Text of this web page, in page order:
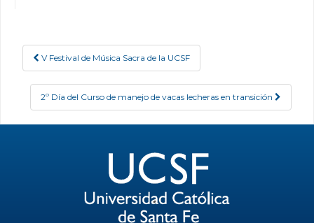
Post navigation
V Festival de Música Sacra de la UCSF
2º Día del Curso de manejo de vacas lecheras en transición